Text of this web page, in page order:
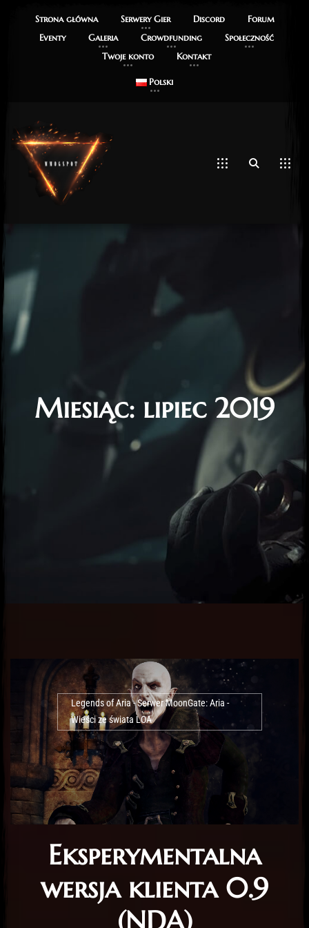
Strona główna Serwery Gier Discord
Forum
Eventy
Galeria Crowdfunding
Społeczność
Twoje konto
Kontakt
Polski
Miesiąc: lipiec 2019
Legends of Aria - Serwer MoonGate: Aria -
Wieści ze świata LOA
Eksperymentalna
wersja klienta 0.9